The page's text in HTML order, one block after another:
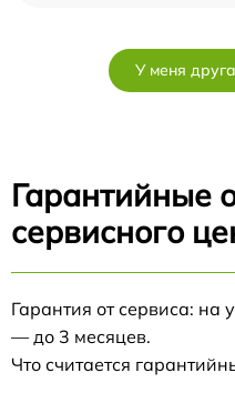
У меня
Гарантийные
сервисного
Гарантия от сервиса: на
— до 3 месяцев.
Что считается